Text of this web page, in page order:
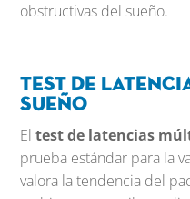
obstructivas del sueño.
Test de
sueño
Eltest de latencias
prueba estándar para la
valora la tendencia del